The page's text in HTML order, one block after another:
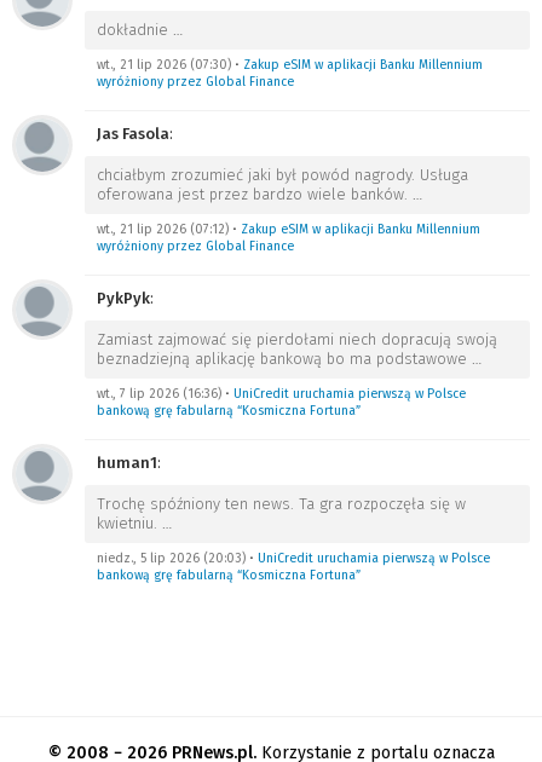
dokładnie …
wt., 21 lip 2026 (07:30) • Zakup eSIM w aplikacji Banku Millennium
wyróżniony przez Global Finance
Jas Fasola:
chciałbym zrozumieć jaki był powód nagrody. Usługa
oferowana jest przez bardzo wiele banków. …
wt., 21 lip 2026 (07:12) • Zakup eSIM w aplikacji Banku Millennium
wyróżniony przez Global Finance
PykPyk:
Zamiast zajmować się pierdołami niech dopracują swoją
beznadziejną aplikację bankową bo ma podstawowe …
wt., 7 lip 2026 (16:36) • UniCredit uruchamia pierwszą w Polsce
bankową grę fabularną “Kosmiczna Fortuna”
human1:
Trochę spóźniony ten news. Ta gra rozpoczęła się w
kwietniu. …
niedz., 5 lip 2026 (20:03) • UniCredit uruchamia pierwszą w Polsce
bankową grę fabularną “Kosmiczna Fortuna”
© 2008 − 2026 PRNews.pl.Korzystanie z portalu oznacza